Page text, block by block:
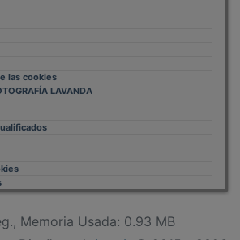
las cookies
LAVANDA
Memoria Usada: 0.93 MB